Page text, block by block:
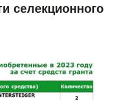
селекционного